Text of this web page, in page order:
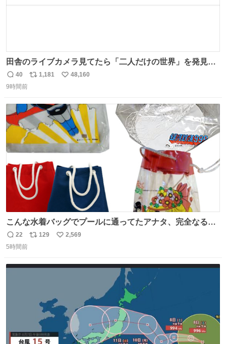
田舎のライブカメラ見てたら「二人だけの世界」を発見し
た
返
信
40
リ
ト
数
1,181
い
数
48,160
9時間前
こんな水着バッグでプールに通ってたアナタ、完全なる同
世代（笑） #70年代 #80年代 #昭和レトロ
返
信
22
リ
129
い
2,569
5時間前